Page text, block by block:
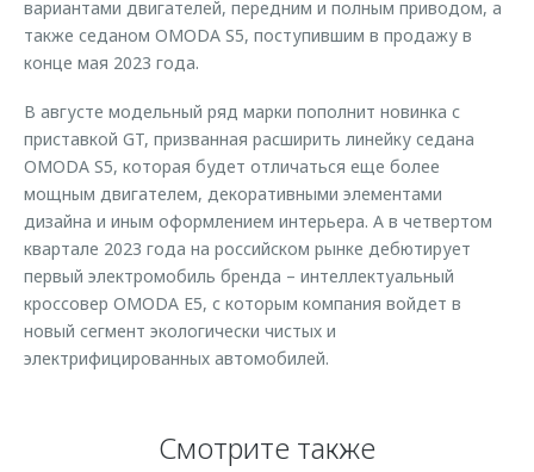
вариантами двигателей, передним и полным приводом, а
также седаном OMODA S5, поступившим в продажу в
конце мая 2023 года.
В августе модельный ряд марки пополнит новинка с
приставкой GT, призванная расширить линейку седана
OMODA S5, которая будет отличаться еще более
мощным двигателем, декоративными элементами
дизайна и иным оформлением интерьера. А в четвертом
квартале 2023 года на российском рынке дебютирует
первый электромобиль бренда – интеллектуальный
кроссовер OMODA E5, с которым компания войдет в
новый сегмент экологически чистых и
электрифицированных автомобилей.
Смотрите также